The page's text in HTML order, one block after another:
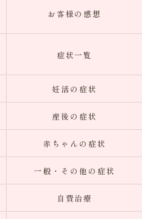
お客様の感想
症状一覧
妊活の症状
産後の症状
赤ちゃんの症状
一般・その他の症状
自費治療